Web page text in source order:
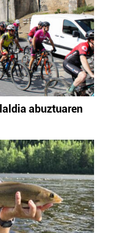
abuztuaren